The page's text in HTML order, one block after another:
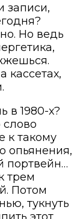
записи,
Но ведь
кассетах,
в 1980-х?
к такому
опьянения,
портвейн…
трем
Потом
тукнуть